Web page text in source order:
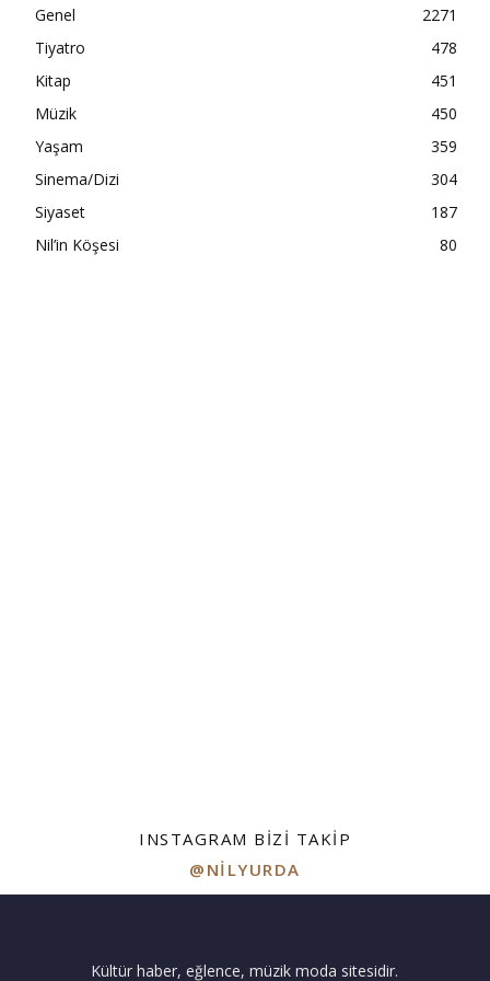
Genel
2271
Tiyatro
478
Kitap
451
Müzik
450
Yaşam
359
Sinema/Dizi
304
Siyaset
187
Nil’in Köşesi
80
INSTAGRAM BIZI TAKIP
@NILYURDA
Kültür haber, eğlence, müzik moda sitesidir.